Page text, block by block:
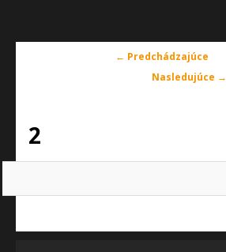
Navigácia
← Predchádzajúce
Nasledujúce →
2